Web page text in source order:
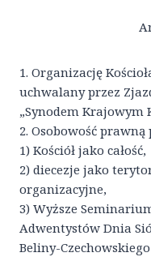
1. Organizację
uchwalany przez
„Synodem Krajowym
2. Osobowość prawną
1) Kościół jako całość,
2) diecezje jako
organizacyjne,
3) Wyższe
Adwentystów Dnia
Beliny-